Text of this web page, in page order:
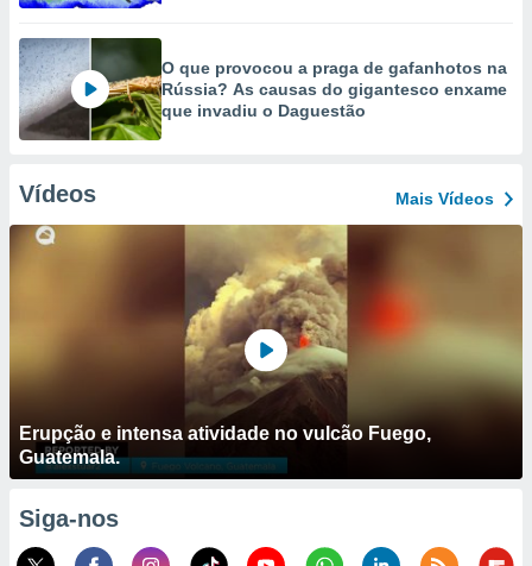
O que provocou a praga de gafanhotos na
Rússia? As causas do gigantesco enxame
que invadiu o Daguestão
Vídeos Mais Vídeos
Erupção e intensa atividade no vulcão Fuego,
Guatemala.
Siga-nos